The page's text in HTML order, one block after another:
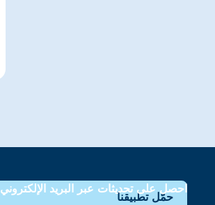
حمّل تطبيقنا
احصل على تحديثات عبر البريد الإلكتروني